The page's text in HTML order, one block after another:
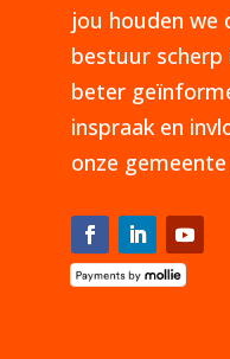
jou houden we
bestuur
beter
inspraak en
onze